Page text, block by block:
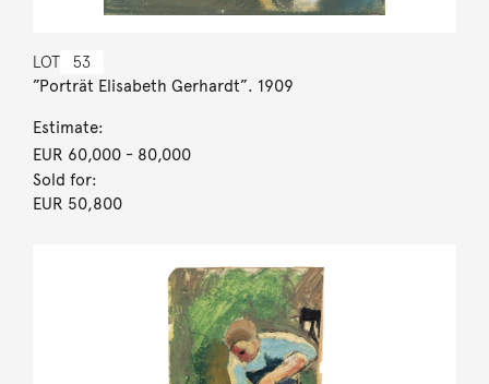
LOT 53
”Porträt Elisabeth Gerhardt”. 1909
Estimate:
EUR 60,000- 80,000
Sold for:
EUR 50,800